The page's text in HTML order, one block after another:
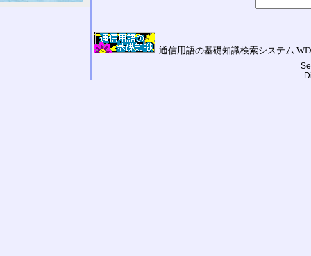
通信用語の基礎知識検索システム